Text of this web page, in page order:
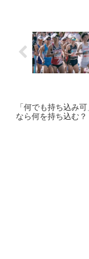
「何でも持ち込み
なら何を持ち込む？